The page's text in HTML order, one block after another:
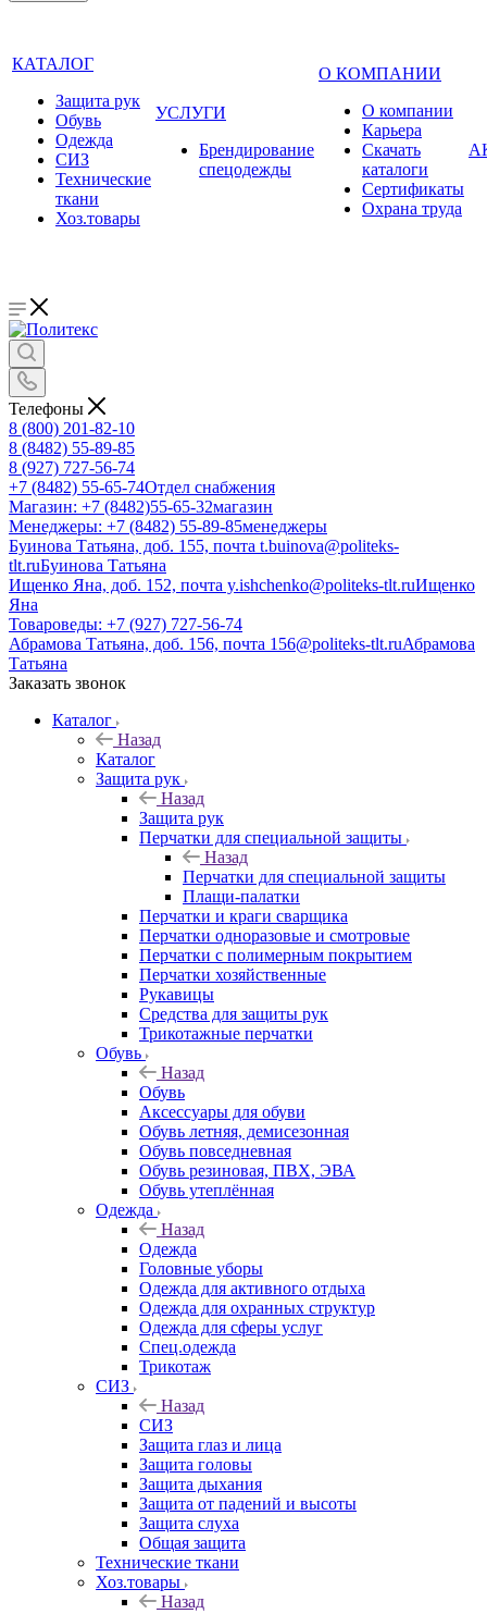
КАТАЛОГ
Защита рук
Обувь
Одежда
СИЗ
Технические
ткани
Хоз.товары
УСЛУГИ
Брендирование
спецодежды
О КОМПАНИИ
О компании
Карьера
Cкачать
каталоги
Сертификаты
Охрана труда
Телефоны
8 (800) 201-82-10
8 (8482) 55-89-85
8 (927) 727-56-74
+7 (8482) 55-65-74Отдел снабжения
Магазин: +7 (8482)55-65-32магазин
Менеджеры: +7 (8482) 55-89-85менеджеры
Буинова Татьяна, доб. 155, почта t.buinova@politeks-
tlt.ruБуинова Татьяна
Ищенко Яна, доб. 152, почта y.ishchenko@politeks-tlt.ruИщенко
Яна
Товароведы: +7 (927) 727-56-74
Абрамова Татьяна, доб. 156, почта 156@politeks-tlt.ruАбрамова
Татьяна
Заказать звонок
Каталог
Назад
Каталог
Защита рук
Назад
Защита рук
Перчатки для специальной защиты
Назад
Перчатки для специальной защиты
Плащи-палатки
Перчатки и краги сварщика
Перчатки одноразовые и смотровые
Перчатки с полимерным покрытием
Перчатки хозяйственные
Рукавицы
Средства для защиты рук
Трикотажные перчатки
Обувь
Назад
Обувь
Аксессуары для обуви
Обувь летняя, демисезонная
Обувь повседневная
Обувь резиновая, ПВХ, ЭВА
Обувь утеплённая
Одежда
Назад
Одежда
Головные уборы
Одежда для активного отдыха
Одежда для охранных структур
Одежда для сферы услуг
Спец.одежда
Трикотаж
СИЗ
Назад
СИЗ
Защита глаз и лица
Защита головы
Защита дыхания
Защита от падений и высоты
Защита слуха
Общая защита
Технические ткани
Хоз.товары
Назад